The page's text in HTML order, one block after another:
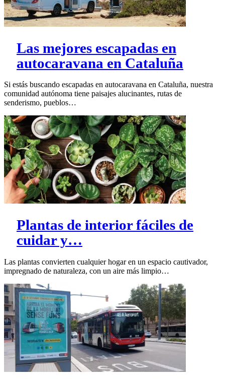
Las mejores escapadas en
autocaravana en Cataluña
Si estás buscando escapadas en autocaravana en Cataluña, nuestra
comunidad autónoma tiene paisajes alucinantes, rutas de
senderismo, pueblos…
Plantas de interior fáciles de
cuidar y…
Las plantas convierten cualquier hogar en un espacio cautivador,
impregnado de naturaleza, con un aire más limpio…